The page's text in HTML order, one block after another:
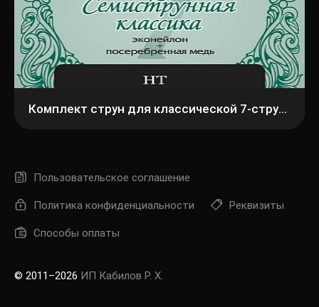
Комплект струн для классической 7-струнной гитары Мозеръ 7C1H
Пользовательское соглашение
Политика конфиденциальности Реквизиты
Способы оплаты
© 2011–2026 ИП Кабилов Р. Х.